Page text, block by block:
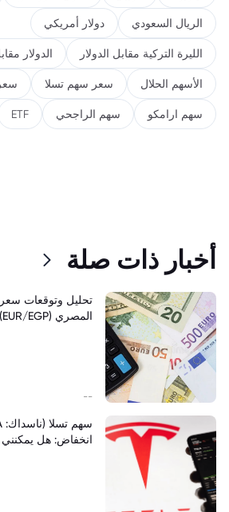
الريال السعودي دولار أمريكي
الليرة التركية مقابل الدولار الدولار
الأسهم الحلال سعر سهم تسلا
سهم ارامكو سهم الراجحي ETF
أخبار ذات صلة
تحليل وتوقعات سعر
المصري (EUR/EGP) لعام 2026 وما بعده
--
انخفاض: هل يمكنني